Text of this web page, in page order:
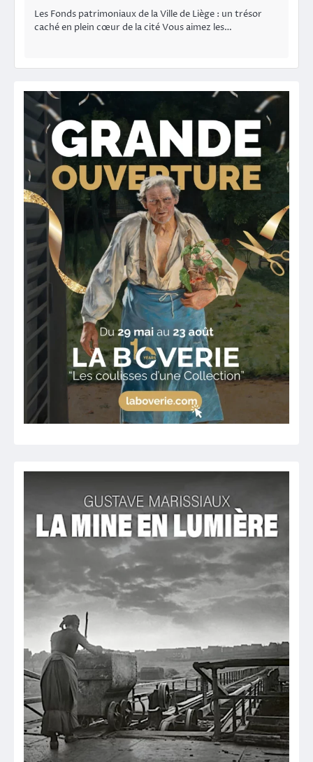
Les Fonds patrimoniaux de la Ville de Liège : un trésor
caché en plein cœur de la cité Vous aimez les…